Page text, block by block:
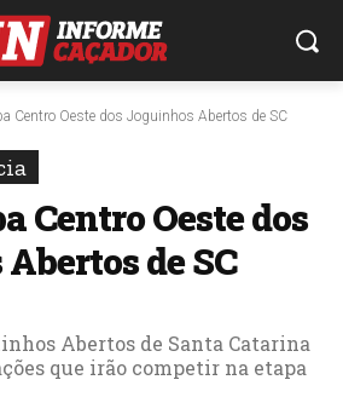
Centro Oeste dos Joguinhos Abertos de SC
Centro Oeste dos
de SC
Abertos de Santa Catarina
que irão competir na etapa